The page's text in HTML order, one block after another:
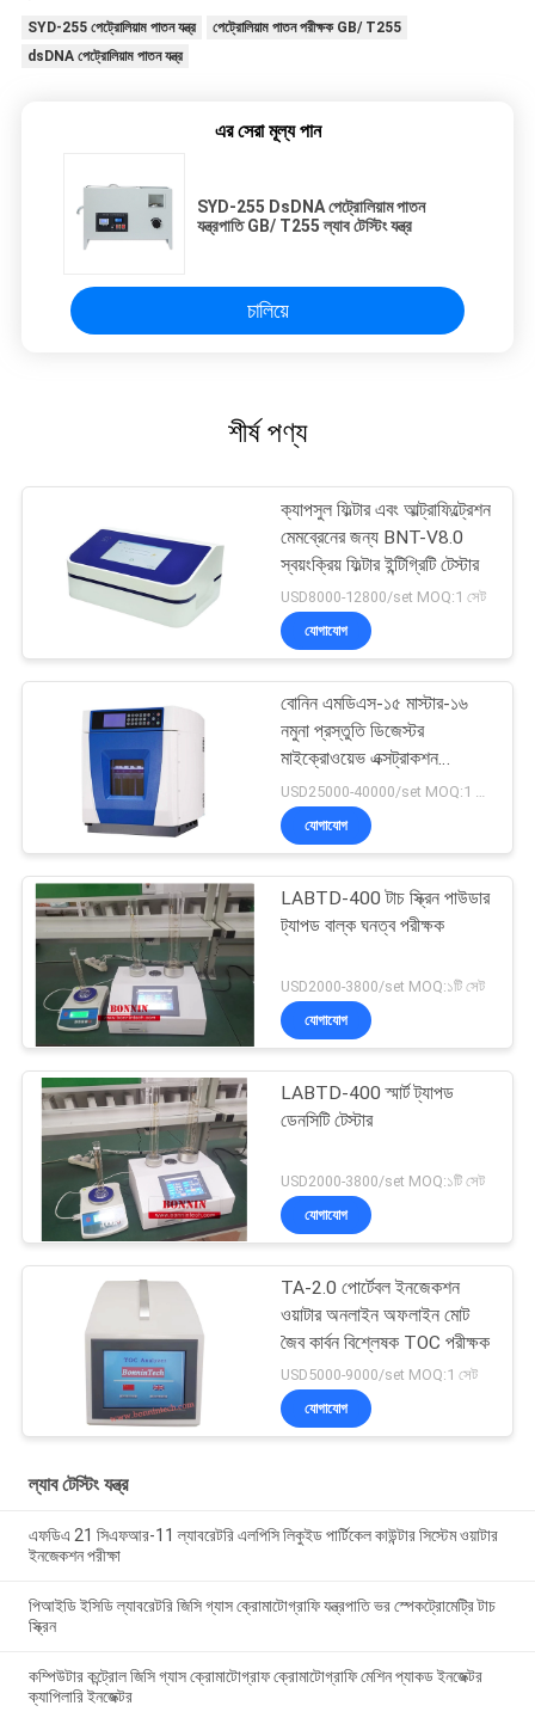
SYD-255 পেট্রোলিয়াম পাতন যন্ত্র
পেট্রোলিয়াম পাতন পরীক্ষক GB/ T255
dsDNA পেট্রোলিয়াম পাতন যন্ত্র
এর সেরা মূল্য পান
SYD-255 DsDNA পেট্রোলিয়াম পাতন
যন্ত্রপাতি GB/ T255 ল্যাব টেস্টিং যন্ত্র
চালিয়ে
শীর্ষ পণ্য
ক্যাপসুল ফিল্টার এবং আল্ট্রাফিল্ট্রেশন
মেমব্রেনের জন্য BNT-V8.0
স্বয়ংক্রিয় ফিল্টার ইন্টিগ্রিটি টেস্টার
USD8000-12800/set MOQ:1 সেট
যোগাযোগ
বোনিন এমডিএস-১৫ মাস্টার-১৬
নমুনা প্রস্তুতি ডিজেস্টর
মাইক্রোওয়েভ এক্সট্রাকশন
ডিজেস্টর সিস্টেম
USD25000-40000/set MOQ:1 সেট
যোগাযোগ
LABTD-400 টাচ স্ক্রিন পাউডার
ট্যাপড বাল্ক ঘনত্ব পরীক্ষক
USD2000-3800/set MOQ:১টি সেট
যোগাযোগ
LABTD-400 স্মার্ট ট্যাপড
ডেনসিটি টেস্টার
USD2000-3800/set MOQ:১টি সেট
যোগাযোগ
TA-2.0 পোর্টেবল ইনজেকশন
ওয়াটার অনলাইন অফলাইন মোট
জৈব কার্বন বিশ্লেষক TOC পরীক্ষক
USD5000-9000/set MOQ:1 সেট
যোগাযোগ
ল্যাব টেস্টিং যন্ত্র
এফডিএ 21 সিএফআর-11 ল্যাবরেটরি এলপিসি লিকুইড পার্টিকেল কাউন্টার সিস্টেম ওয়াটার
ইনজেকশন পরীক্ষা
পিআইডি ইসিডি ল্যাবরেটরি জিসি গ্যাস ক্রোমাটোগ্রাফি যন্ত্রপাতি ভর স্পেকট্রোমেট্রি টাচ
স্ক্রিন
কম্পিউটার কন্ট্রোল জিসি গ্যাস ক্রোমাটোগ্রাফ ক্রোমাটোগ্রাফি মেশিন প্যাকড ইনজেক্টর
ক্যাপিলারি ইনজেক্টর